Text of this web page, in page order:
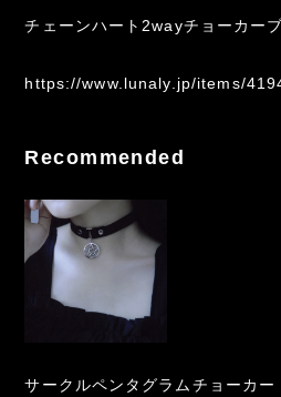
チェーンハート2wayチョーカー
https://www.lunaly.jp/items/
Recommended
サークルペンタグラムチョーカー